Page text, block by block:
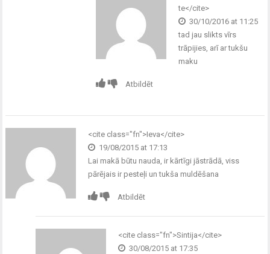
te</cite>
30/10/2016 at 11:25
tad jau slikts vīrs
trāpijies, arī ar tukšu
maku
Atbildēt
<cite class="fn">Ieva</cite>
19/08/2015 at 17:13
Lai makā būtu nauda, ir kārtīgi jāstrādā, viss
pārējais ir pesteļi un tukša muldēšana
Atbildēt
<cite class="fn">Sintija</cite>
30/08/2015 at 17:35